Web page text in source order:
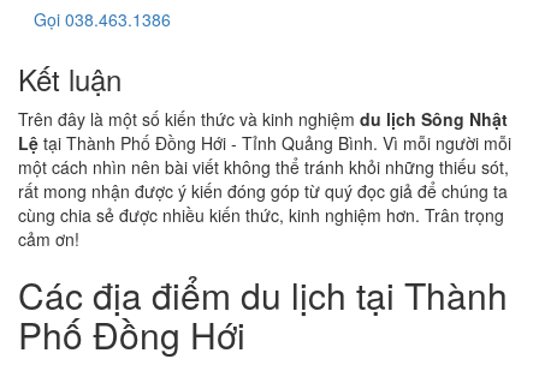
Gọi 038.463.1386
Kết luận
Trên đây là một số kiến thức và kinh nghiệm du lịch Sông Nhật
Lệ tại Thành Phố Đồng Hới - Tỉnh Quảng Bình. Vì mỗi người mỗi
một cách nhìn nên bài viết không thể tránh khỏi những thiếu sót,
rất mong nhận được ý kiến đóng góp từ quý đọc giả để chúng ta
cùng chia sẻ được nhiều kiến thức, kinh nghiệm hơn. Trân trọng
cảm ơn!
Các địa điểm du lịch tại Thành
Phố Đồng Hới